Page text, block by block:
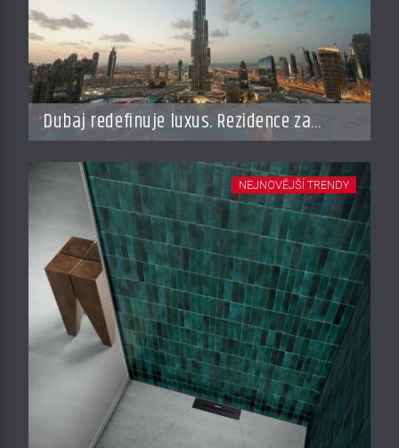
Dubaj redefinuje luxus. Rezidence za
miliardy dnes připomínají soukromé
resorty budoucnosti
NEJNOVĚJŠÍ TRENDY